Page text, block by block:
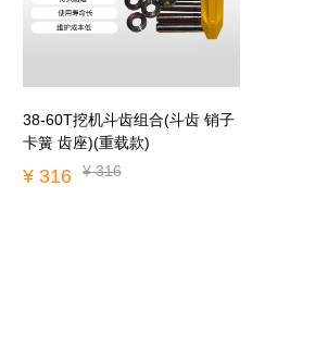
38-60T挖机斗齿组合(斗齿 销子
卡簧 齿座)(重载款)
¥ 316 ¥ 316